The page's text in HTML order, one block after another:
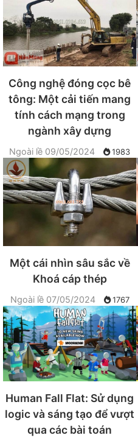
Công nghệ đóng cọc bê
tông: Một cải tiến mang
tính cách mạng trong
ngành xây dựng
Ngoài lề 09/05/2024 1983
Một cái nhìn sâu sắc về
Khoá cáp thép
Ngoài lề 07/05/2024 1767
Human Fall Flat: Sử dụng
logic và sáng tạo để vượt
qua các bài toán